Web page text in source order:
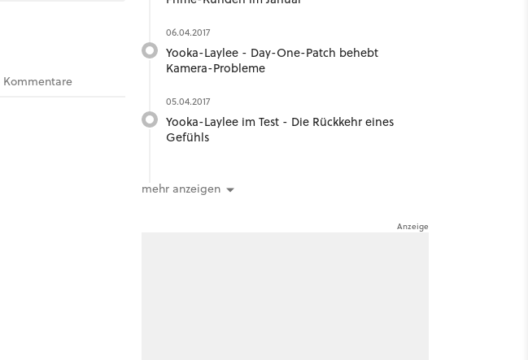
Kommentare
06.04.2017
Yooka-Laylee - Day-One-Patch behebt
Kamera-Probleme
05.04.2017
Yooka-Laylee im Test - Die Rückkehr eines
Gefühls
mehr anzeigen